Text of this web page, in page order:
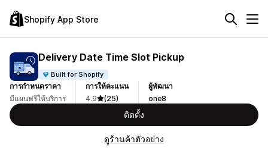
Shopify App Store
Delivery Date Time Slot Pickup
Built for Shopify
การกำหนดราคา
มีแผนฟรีให้บริการ
การให้คะแนน
4.9
(25)
ผู้พัฒนา
one8
ติดตั้ง
ดูร้านค้าตัวอย่าง